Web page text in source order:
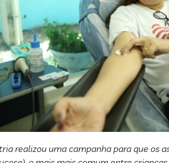
realizou uma campanha para que os